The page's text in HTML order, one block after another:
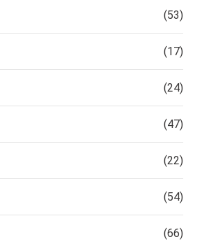
(53)
(17)
(24)
(47)
(22)
(54)
(66)